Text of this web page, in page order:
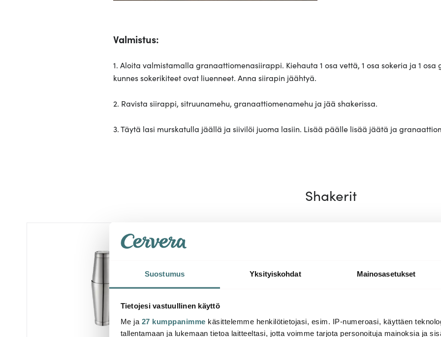
Suostumus Yksityiskohdat Mainosasetukset
Tietojesi vastuullinen käyttö
Me ja 27 kumppanimme käsittelemme henkilötietojasi, esim. IP-numeroasi, käyttäen
tallentamaan ja lukemaan tietoa laitteeltasi, jotta voimme tarjota personoituja mainoksia ja
Valmistus:
1. Aloita valmistamalla granaattiomenasiirappi. Kiehauta 1 osa vettä, 1 osa sokeria ja 1
kunnes sokerikiteet ovat liuenneet. Anna siirapin jäähtyä.
2. Ravista siirappi, sitruunamehu, granaattiomenamehu ja jää shakerissa.
3. Täytä lasi murskatulla jäällä ja siivilöi juoma lasiin. Lisää päälle lisää jäätä ja
Shakerit